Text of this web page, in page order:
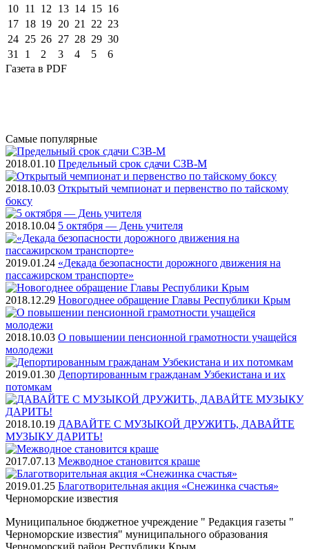
10 11 12 13 14 15 16
17 18 19 20 21 22 23
24 25 26 27 28 29 30
31
1 2 3 4 5
6
Газета в PDF
Самые популярные
2018.01.10 Предельный срок сдачи СЗВ-М
2018.10.03 Открытый чемпионат и первенство по тайскому
боксу
2018.10.04 5 октября — День учителя
2019.01.24 «Декада безопасности дорожного движения на
пассажирском транспорте»
2018.12.29 Новогоднее обращение Главы Республики Крым
2018.10.03 О повышении пенсионной грамотности учащейся
молодежи
2019.01.30 Депортированным гражданам Узбекистана и их
потомкам
2018.10.19 ДАВАЙТЕ С МУЗЫКОЙ ДРУЖИТЬ, ДАВАЙТЕ
МУЗЫКУ ДАРИТЬ!
2017.07.13 Межводное становится краше
2019.01.25 Благотворительная акция «Снежинка счастья»
Черноморские известия
Муниципальное бюджетное учреждение " Редакция газеты "
Черноморские известия" муниципального образования
Черноморский район Республики Крым